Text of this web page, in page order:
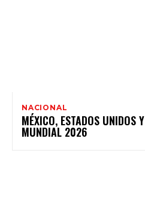
NACIONAL
MÉXICO, ESTADOS UNIDOS
MUNDIAL 2026